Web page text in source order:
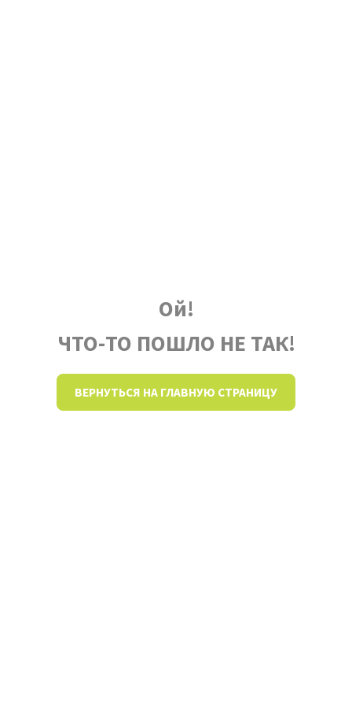
Ой!
ЧТО-ТО ПОШЛО НЕ ТАК!
ВЕРНУТЬСЯ НА ГЛАВНУЮ СТРАНИЦУ